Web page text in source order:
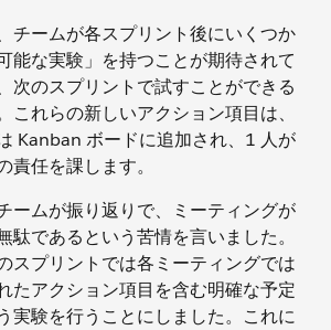
チームが各スプリント後にいくつか
能な実験」を持つことが期待されて
次のスプリントで試すことができる
これらの新しいアクション項目は、
Kanban ボードに追加され、1 人が
責任を課します。
ームが振り返りで、ミーティングが
駄であるという苦情を言いました。
スプリントでは各ミーティングでは
たアクション項目を含む明確な予定
実験を行うことにしました。これに